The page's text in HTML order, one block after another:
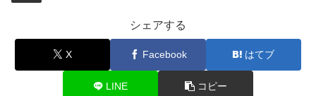
シェアする
X Facebook はてブ
LINE コピー